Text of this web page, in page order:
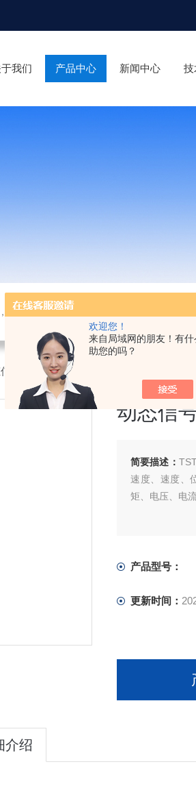
欢迎您！
来自局域网的朋友！有
助您的吗？
我们 产品中心 新闻中心 技
器，检测仪器，物探仪器，勘察仪器，试验机试验
号数据采集测试分析系统
动态信
简要描述：
速度、速度、
矩、电压、电
产品型号：
更新时间：
介绍